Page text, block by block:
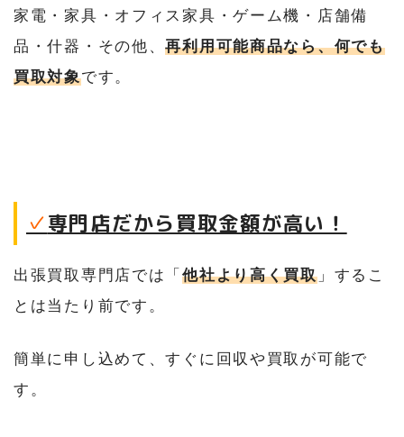
家電・家具・オフィス家具・ゲーム機・店舗備
品・什器・その他、再利用可能商品なら、何でも
買取対象です。
✓専門店だから買取金額が高い！
出張買取専門店では「他社より高く買取」するこ
とは当たり前です。
簡単に申し込めて、すぐに回収や買取が可能で
す。